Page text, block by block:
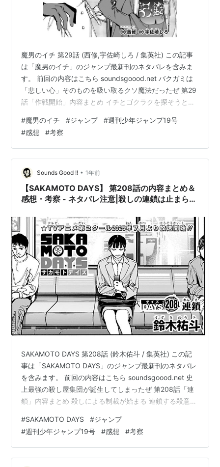
魔男のイチ 第29話 (西修,宇佐崎しろ / 集英社) この記事
は「魔男のイチ」のジャンプ最新刊のネタバレを含みま
す。 前回の内容はこちら soundsgoood.net バクガミは
「悲しい心」そのものを吸い取るクソ魔法だったぜ 第29
話「作戦開始」内容まとめ イチとゴクラクを探そうとす
の遠吠え作戦とは？ 感想・考察 イチとゴクラクはどこか
ら潜入したんだ？笑 イチとゴクラクの関係いいね！ 告解
ゲーやないかい笑 第29話「作戦開始」内容まとめ イチと
ゴクラクを探そうとするデスカラス達だったが、、、 警
備の要として手厚い優遇を受けるデスカラス。…
#魔男のイチ #ジャンプ #週刊少年ジャンプ19号
#感想 #考察
Sounds Good !! • 1年前
【SAKAMOTO DAYS】 第208話の内容まとめ＆
感想・考察 - ネタバレ注意|殺しの連鎖は止まらな
SAKAMOTO DAYS 第208話 (鈴木佑斗 / 集英社) この記
事は「SAKAMOTO DAYS」のジャンプ最新刊のネタバレ
を含みます。 前回の内容はこちら soundsgoood.net 史
上最強の殺し屋集団が誕生してしまったぜ 第208話「連
鎖」内容まとめ 殺しによる制裁が始まる 連鎖する殺意
まらない殺戮！ 久しぶりのJCCメン！ 遠隔操作モジュー
ルを利用してこの殺戮を止めろ！ 第208話「連鎖」内容
まとめ 殺しによる制裁が始まる 新生殺連により掲げられ
た国民武装許可制度。 開始1日目の13:40に1人目の発砲
#SAKAMOTO DAYS #ジャンプ
#週刊少年ジャンプ19号 #感想 #考察